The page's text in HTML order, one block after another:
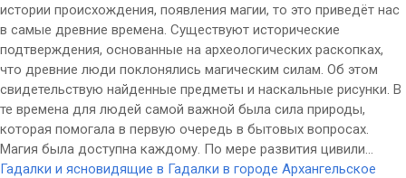
истории происхождения, появления магии, то это приведёт нас
в самые древние времена. Существуют исторические
подтверждения, основанные на археологических раскопках,
что древние люди поклонялись магическим силам. Об этом
свидетельствую найденные предметы и наскальные рисунки. В
те времена для людей самой важной была сила природы,
которая помогала в первую очередь в бытовых вопросах.
Магия была доступна каждому. По мере развития цивили...
Гадалки и ясновидящие в Гадалки в городе Архангельское